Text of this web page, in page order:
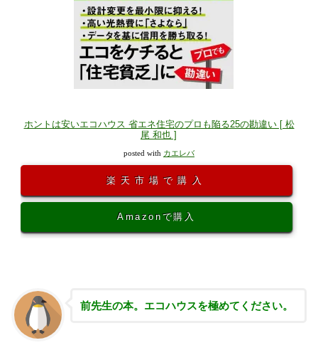
ホントは安いエコハウス 省エネ住宅のプロも陥る25の勘違い [ 松
尾 和也 ]
posted with カエレバ
楽天市場で購入
Amazonで購入
前先生の本。エコハウスを極めてください。